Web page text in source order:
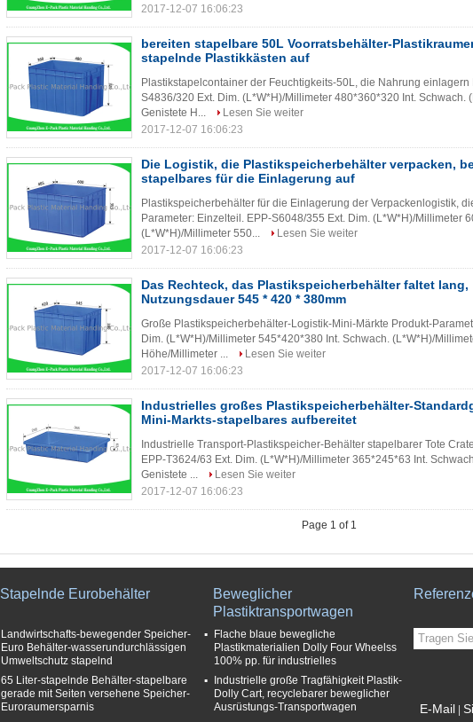
2017-12-07 16:06:23
bereiten stapelbare 50L Voorratsbehälter-
stapelnde Plastikkästen auf
Plastikstapelcontainer der Feuchtigkeits-50L, die Nahrung
S4836/320 Ext. Dim. (L*W*H)/Millimeter 480*360*320 Int. Schwach.
Genistete H...
Lesen Sie weiter
2017-12-07 16:06:23
Die Logistik, die Plastikspeicherbehälter verpacken,
stapelbares für die Einlagerung auf
Plastikspeicherbehälter für die Einlagerung der Verpackenlogistik,
Parameter: Einzelteil. EPP-S6048/355 Ext. Dim. (L*W*H)/Millimeter
(L*W*H)/Millimeter 550...
Lesen Sie weiter
2017-12-07 16:06:23
Das Rechteck, das Plastikspeicherbehälter faltet lang,
Nutzungsdauer 545 * 420 * 380mm
Große Plastikspeicherbehälter-Logistik-Mini-Märkte Produkt-
Dim. (L*W*H)/Millimeter 545*420*380 Int. Schwach. (L*W*H)/
Höhe/Millimeter ...
Lesen Sie weiter
2017-12-07 16:06:23
Industrielles großes Plastikspeicherbehälter-
Mini-Markts-stapelbares aufbereitet
Industrielle Transport-Plastikspeicher-Behälter stapelbarer Tote
EPP-T3624/63 Ext. Dim. (L*W*H)/Millimeter 365*245*63 Int.
Genistete ...
Lesen Sie weiter
2017-12-07 16:06:23
Page 1 of 1
Stapelnde Eurobehälter
Landwirtschafts-bewegender Speicher-
Euro Behälter-wasserundurchlässigen
Umweltschutz stapelnd
65 Liter-stapelnde Behälter-stapelbare
gerade mit Seiten versehene Speicher-
Euroraumersparnis
Beweglicher
Plastiktransportwagen
Flache blaue bewegliche
Plastikmaterialien Dolly Four Wheelss
100% pp. für industrielles
Industrielle große Tragfähigkeit Plastik-
Dolly Cart, recyclebarer beweglicher
Ausrüstungs-Transportwagen
E-Mail